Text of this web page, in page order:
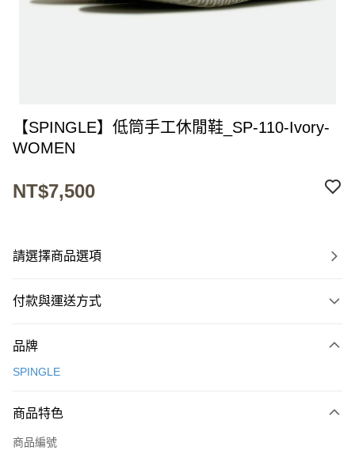
【SPINGLE】低筒手工休閒鞋_SP-110-Ivory-
WOMEN
NT$7,500
請選擇商品選項
付款與運送方式
信用卡一次付款
LINE Pay
Apple Pay
品牌
SPINGLE
商品特色
商品編號